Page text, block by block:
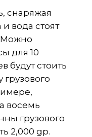
снаряжая
вода стоят
Можно
для 10
будут стоить
грузового
восемь
грузового
2,000 gp.